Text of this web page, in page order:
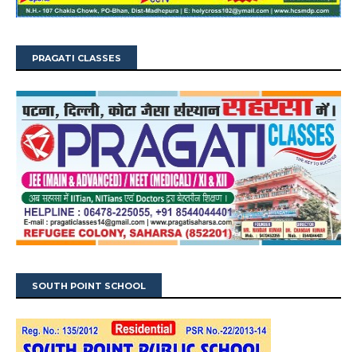
PRAGATI CLASSES
SOUTH POINT SCHOOL